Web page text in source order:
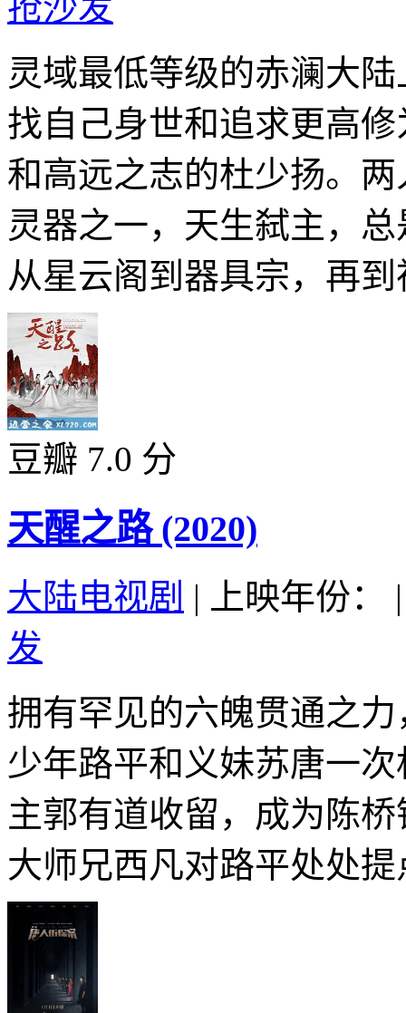
灵域最低等级的赤澜大
找自己身世和追求更高
和高远之志的杜少扬。
灵器之一，天生弑主，
从星云阁到器具宗，再
豆瓣 7.0 分
天醒之路 (2020)
大陆电视剧 | 上映年份：
|
发
拥有罕见的六魄贯通之
少年路平和义妹苏唐一
主郭有道收留，成为陈
大师兄西凡对路平处处